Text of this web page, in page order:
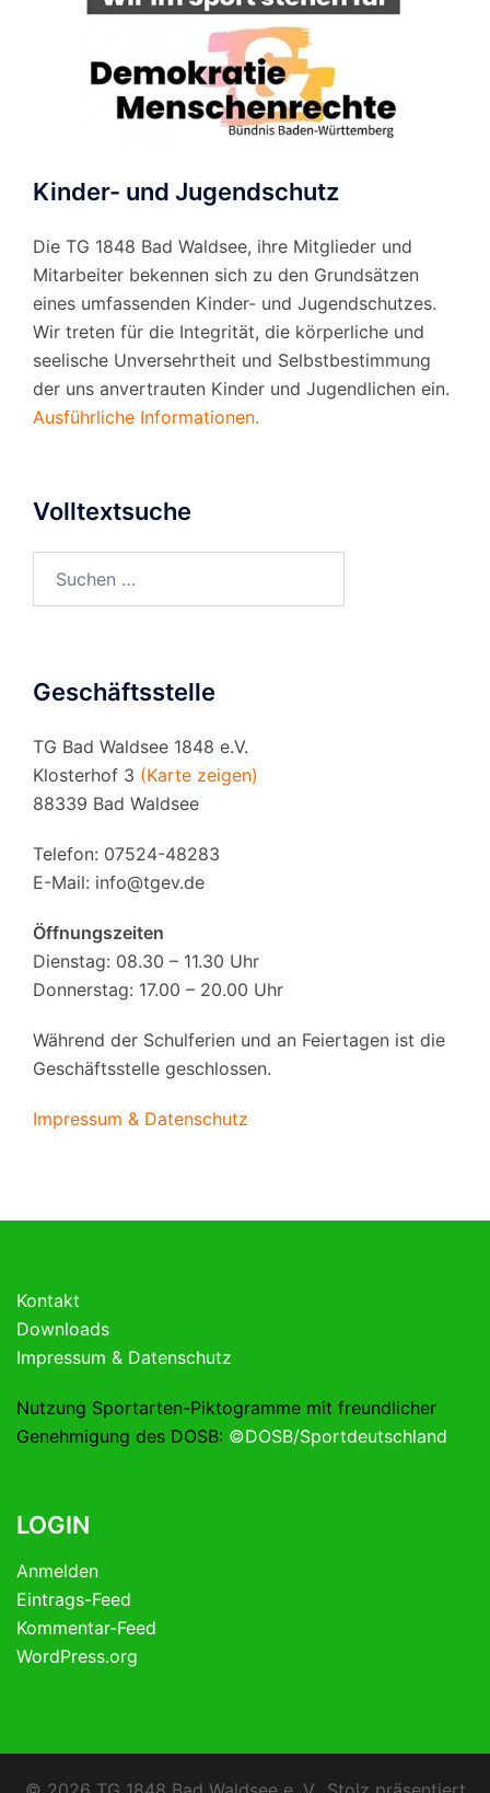
Kinder- und Jugendschutz
Die TG 1848 Bad Waldsee, ihre Mitglieder und
Mitarbeiter bekennen sich zu den Grundsätzen
eines umfassenden Kinder- und Jugendschutzes.
Wir treten für die Integrität, die körperliche und
seelische Unversehrtheit und Selbstbestimmung
der uns anvertrauten Kinder und Jugendlichen ein.
Ausführliche Informationen.
Volltextsuche
Geschäftsstelle
TG Bad Waldsee 1848 e.V.
Klosterhof 3 (Karte zeigen)
88339 Bad Waldsee
Telefon: 07524-48283
E-Mail: info@tgev.de
Öffnungszeiten
Dienstag: 08.30 – 11.30 Uhr
Donnerstag: 17.00 – 20.00 Uhr
Während der Schulferien und an Feiertagen ist die
Geschäftsstelle geschlossen.
Impressum & Datenschutz
Kontakt
Downloads
Impressum & Datenschutz
Nutzung Sportarten-Piktogramme mit freundlicher
Genehmigung des DOSB: ©DOSB/Sportdeutschland
LOGIN
Anmelden
Eintrags-Feed
Kommentar-Feed
WordPress.org